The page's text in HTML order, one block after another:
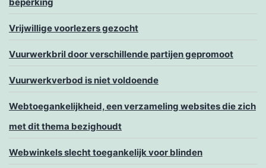
beperking
Vrijwillige voorlezers gezocht
Vuurwerkbril door verschillende partijen gepromoot
Vuurwerkverbod is niet voldoende
Webtoegankelijkheid, een verzameling websites die zich
met dit thema bezighoudt
Webwinkels slecht toegankelijk voor blinden